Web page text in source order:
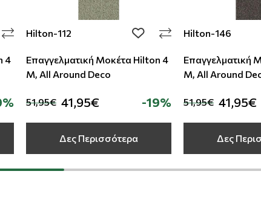
wishlist
4
Hilton-112 add to wishlist
Επαγγελματική Μοκέτα Hilton 4
M, All Around Deco
51,95€ 41,95€ -19%
Δες Περισσότερα
Hilton-146
Επαγγελματική
M, All Around
51,95€ 41,95€
Δες